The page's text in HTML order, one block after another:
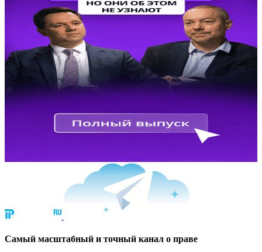
Cамый масштабный и точный канал о праве